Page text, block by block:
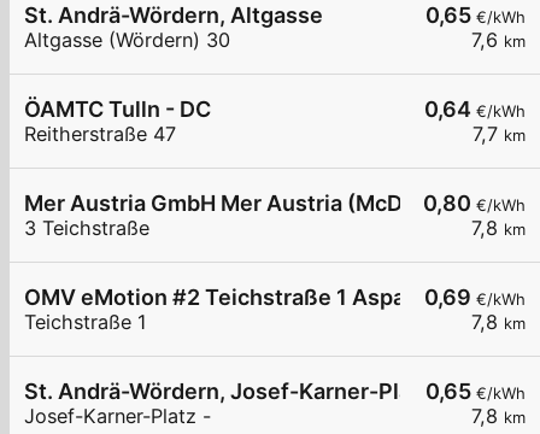
0,65 €/kWh
7,6 km
St. Andrä-Wördern, Altgasse
Altgasse (Wördern) 30
0,64 €/kWh
7,7 km
ÖAMTC Tulln - DC
Reitherstraße 47
0,80 €/kWh
7,8 km
Mer Austria GmbH Mer Austria (McD) -
3 Teichstraße
0,69 €/kWh
7,8 km
OMV eMotion #2 Teichstraße 1 Asparn/
Teichstraße 1
0,65 €/kWh
7,8 km
St. Andrä-Wördern, Josef-Karner-Platz
Josef-Karner-Platz -